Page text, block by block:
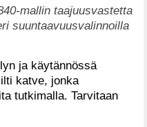
mallin taajuusvastetta
suuntaavuusvalinnoilla
ja käytännössä
katve, jonka
tutkimalla. Tarvitaan